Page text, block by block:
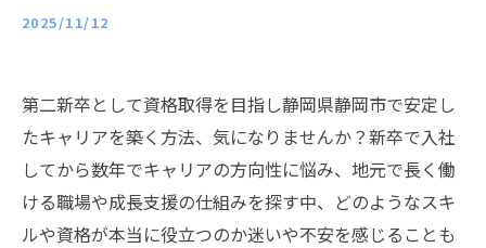
2025/11/12
第二新卒として資格取得を目指し静岡県静岡市で安定し
たキャリアを築く方法、気になりませんか？新卒で入社
してから数年でキャリアの方向性に悩み、地元で長く働
ける職場や成長支援の仕組みを探す中、どのようなスキ
ルや資格が本当に役立つのか迷いや不安を感じることも